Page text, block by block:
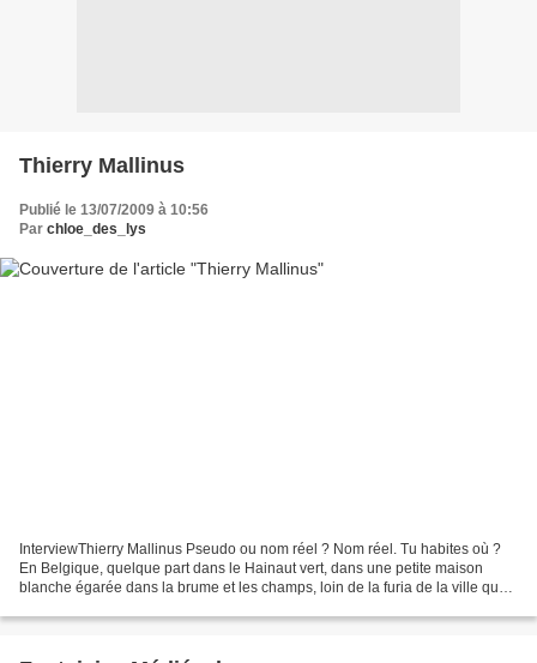
Thierry Mallinus
Publié le 13/07/2009 à 10:56
Par chloe_des_lys
InterviewThierry Mallinus Pseudo ou nom réel ? Nom réel. Tu habites où ?
En Belgique, quelque part dans le Hainaut vert, dans une petite maison
blanche égarée dans la brume et les champs, loin de la furia de la ville que